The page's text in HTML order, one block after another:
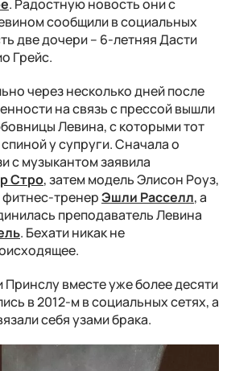
. Радостную новость они с
сообщили в социальных
две дочери – 6-летняя Дасти
Грейс.
через несколько дней после
на связь с прессой вышли
Левина, с которыми тот
у супруги. Сначала о
с музыкантом заявила
Стро, затем модель Элисон Роуз,
тренерЭшли Расселл, а
преподаватель Левина
. Бехати никак не
Принслу вместе уже более десяти
в 2012-м в социальных сетях, а
себя узами брака.